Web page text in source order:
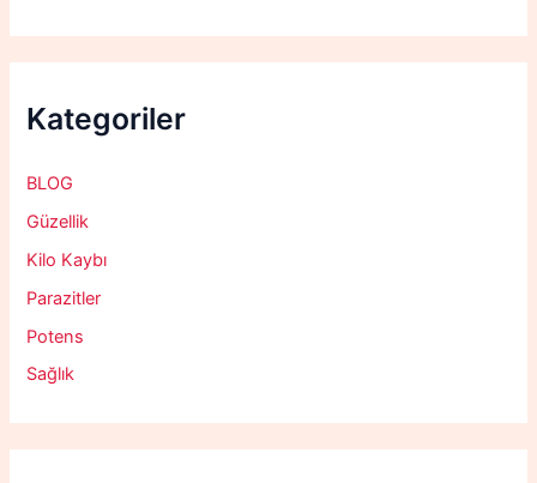
Kategoriler
BLOG
Güzellik
Kilo Kaybı
Parazitler
Potens
Sağlık